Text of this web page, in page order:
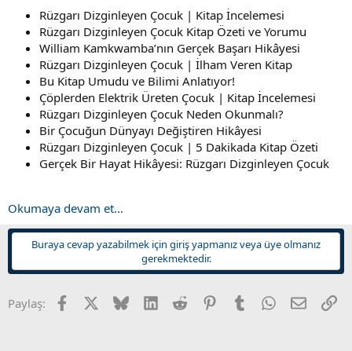
Rüzgarı Dizginleyen Çocuk | Kitap İncelemesi
Rüzgarı Dizginleyen Çocuk Kitap Özeti ve Yorumu
William Kamkwamba’nın Gerçek Başarı Hikâyesi
Rüzgarı Dizginleyen Çocuk | İlham Veren Kitap
Bu Kitap Umudu ve Bilimi Anlatıyor!
Çöplerden Elektrik Üreten Çocuk | Kitap İncelemesi
Rüzgarı Dizginleyen Çocuk Neden Okunmalı?
Bir Çocuğun Dünyayı Değiştiren Hikâyesi
Rüzgarı Dizginleyen Çocuk | 5 Dakikada Kitap Özeti
Gerçek Bir Hayat Hikâyesi: Rüzgarı Dizginleyen Çocuk
Okumaya devam et...
Buraya cevap yazabilmek için giriş yapmanız veya üye olmanız
gerekmektedir.
Paylaş: Facebook BlueskyLinkedInReddit PinterestTumblr WhatsApp
E-posta